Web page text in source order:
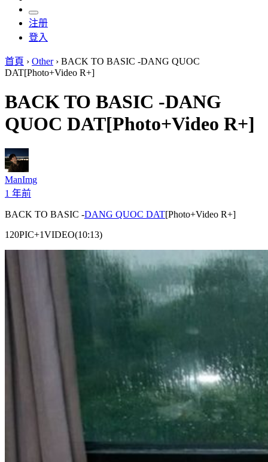
注册
登入
首頁 › Other › BACK TO BASIC -DANG QUOC
DAT[Photo+Video R+]
BACK TO BASIC -DANG
QUOC DAT[Photo+Video R+]
ManImg
1 年前
BACK TO BASIC -DANG QUOC DAT[Photo+Video R+]
120PIC+1VIDEO(10:13)